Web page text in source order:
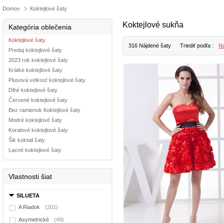
Domov Koktejlové šaty
Kategória oblečenia
Koktejlové šaty
Predaj koktejlové šaty
2023 rok koktejlové šaty
Krátke koktejlové šaty
Plusová velkosť koktejlové šaty
Dlhé koktejlové šaty
Červené koktejlové šaty
Bez ramienok Koktejlové šaty
Modré koktejlové šaty
Koralové koktejlové šaty
Šik koktail šaty
Lacné koktejlové šaty
Vlastnosti šiat
SILUETA
A Riadok
(201)
Asymetrické (49)
Koktejlové sukňa
316 Nájdené šaty Triediť podľa :